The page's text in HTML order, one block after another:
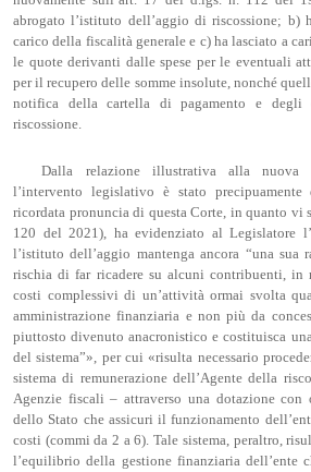
abrogato l’istituto dell’aggio di riscossione;
carico della fiscalità generale e c) ha lasciato a
le quote derivanti dalle spese per le eventuali
per il recupero delle somme insolute, nonché
notifica della cartella di pagamento e
riscossione.
Dalla relazione illustrativa alla nuova
l’intervento legislativo è stato
ricordata pronuncia di questa Corte, in quanto vi
120 del 2021), ha evidenziato al Legislatore
l’istituto dell’aggio mantenga ancora “una sua
rischia di far ricadere su alcuni contribuenti, in
costi complessivi di un’attività ormai svolta
amministrazione finanziaria e non più da
piuttosto divenuto anacronistico e costituisca
del sistema”», per cui «risulta necessario
sistema di remunerazione dell’Agente della
Agenzie fiscali – attraverso una dotazione
dello Stato che assicuri il funzionamento
costi (commi da 2 a 6). Tale sistema, peraltro,
l’equilibrio della gestione finanziaria dell’ente